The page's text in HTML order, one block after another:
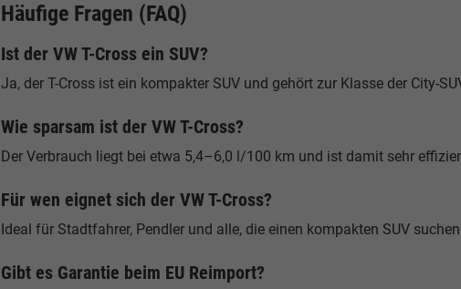
Häufige Fragen (FAQ)
Ist der VW T-Cross ein SUV?
Ja, der T-Cross ist ein kompakter SUV und gehört zur Klasse der City-
Wie sparsam ist der VW T-Cross?
Der Verbrauch liegt bei etwa 5,4–6,0 l/100 km und ist damit sehr
Für wen eignet sich der VW T-Cross?
Ideal für Stadtfahrer, Pendler und alle, die einen kompakten SUV
Gibt es Garantie beim EU Reimport?